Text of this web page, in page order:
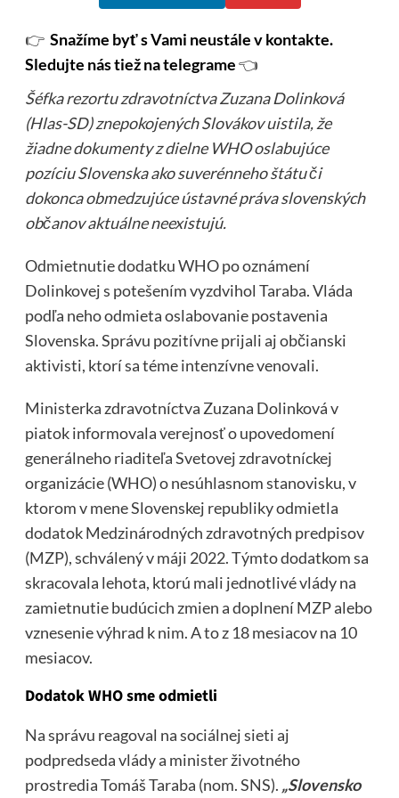
👉 Snažíme byť s Vami neustále v kontakte.
Sledujte nás tiež na telegrame👈
Šéfka rezortu zdravotníctva Zuzana Dolinková
(Hlas-SD) znepokojených Slovákov uistila, že
žiadne dokumenty z dielne WHO oslabujúce
pozíciu Slovenska ako suverénneho štátu či
dokonca obmedzujúce ústavné práva slovenských
občanov aktuálne neexistujú.
Odmietnutie dodatku WHO po oznámení
Dolinkovej s potešením vyzdvihol Taraba. Vláda
podľa neho odmieta oslabovanie postavenia
Slovenska. Správu pozitívne prijali aj občianski
aktivisti, ktorí sa téme intenzívne venovali.
Ministerka zdravotníctva Zuzana Dolinková v
piatok informovala verejnosť o upovedomení
generálneho riaditeľa Svetovej zdravotníckej
organizácie (WHO) o nesúhlasnom stanovisku, v
ktorom v mene Slovenskej republiky odmietla
dodatok Medzinárodných zdravotných predpisov
(MZP), schválený v máji 2022. Týmto dodatkom sa
skracovala lehota, ktorú mali jednotlivé vlády na
zamietnutie budúcich zmien a doplnení MZP alebo
vznesenie výhrad k nim. A to z 18 mesiacov na 10
mesiacov.
Dodatok WHO sme odmietli
Na správu reagoval na sociálnej sieti aj
podpredseda vlády a minister životného
prostredia Tomáš Taraba (nom. SNS). „Slovensko